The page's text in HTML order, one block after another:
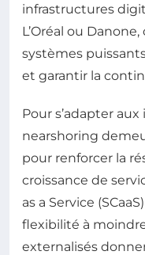
infrastructures
L’Oréal ou
systèmes
et garantir la
Pour s’adapter
nearshoring
pour renforcer la
croissance de
as a Service
flexibilité à
externalisés